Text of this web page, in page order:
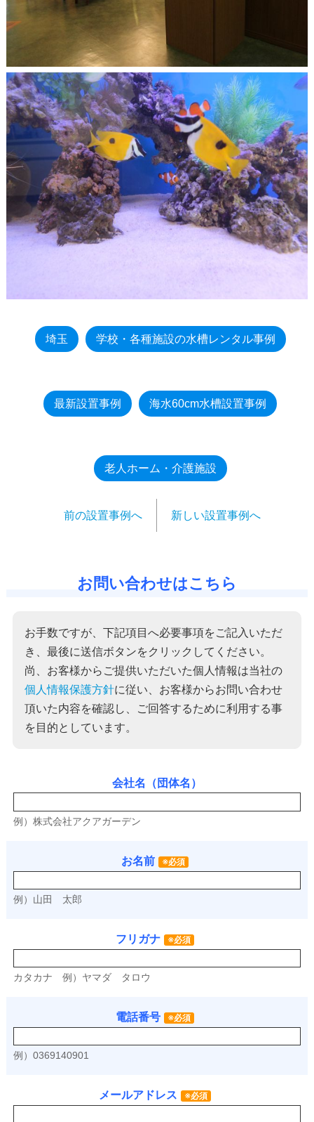
埼玉 学校・各種施設の水槽レンタル事例
最新設置事例 海水60cm水槽設置事例
老人ホーム・介護施設
前の設置事例へ 新しい設置事例へ
お問い合わせはこちら
お手数ですが、下記項目へ必要事項をご記入いただ
き、最後に送信ボタンをクリックしてください。
尚、お客様からご提供いただいた個人情報は当社の
個人情報保護方針に従い、お客様からお問い合わせ
頂いた内容を確認し、ご回答するために利用する事
を目的としています。
会社名（団体名）
例）株式会社アクアガーデン
お名前 ※必須
例）山田 太郎
フリガナ ※必須
カタカナ 例）ヤマダ タロウ
電話番号 ※必須
例）0369140901
メールアドレス ※必須